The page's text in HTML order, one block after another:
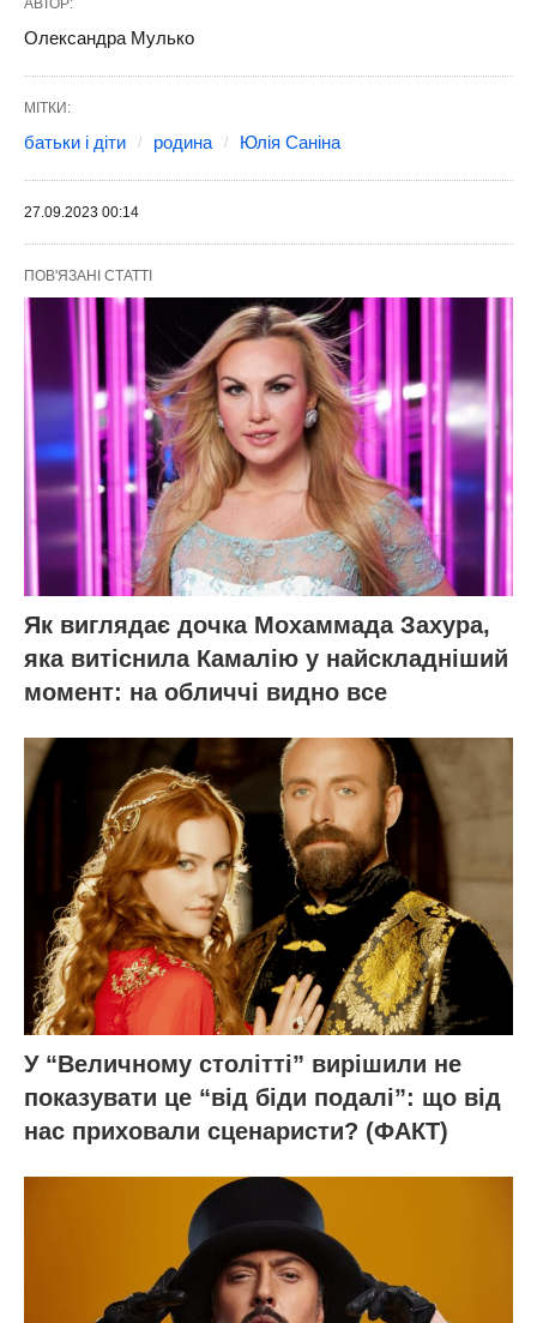
АВТОР:
Олександра Мулько
МІТКИ:
батьки і діти родина Юлія Саніна
27.09.2023 00:14
ПОВ'ЯЗАНІ СТАТТІ
Як виглядає дочка Мохаммада Захура,
яка витіснила Камалію у найскладніший
момент: на обличчі видно все
У “Величному столітті” вирішили не
показувати це “від біди подалі”: що від
нас приховали сценаристи? (ФАКТ)